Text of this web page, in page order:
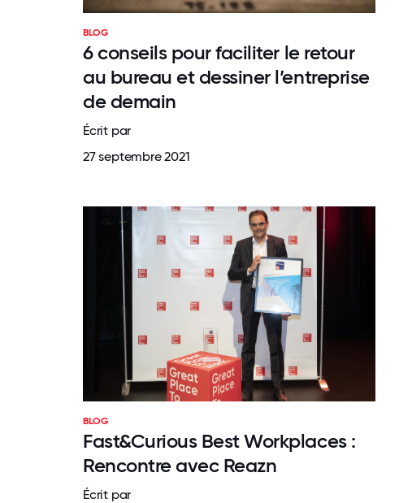
BLOG
6 conseils pour faciliter le retour
au bureau et dessiner l’entreprise
de demain
Écrit par
27 septembre 2021
BLOG
Fast&Curious Best Workplaces :
Rencontre avec Reazn
Écrit par